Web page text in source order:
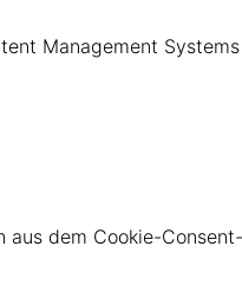
Management
dem Cookie-Consent-